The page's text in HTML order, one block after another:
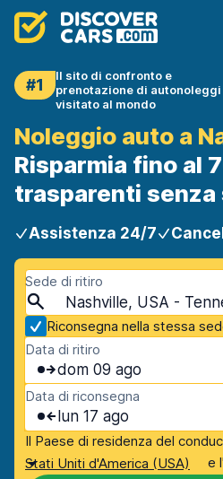
#1
Il sito di confronto e
prenotazione di autonoleggi
visitato al mondo
Noleggio auto a
Risparmia fino al
trasparenti senza
Assistenza 24/7
Sede di ritiro
Nashville, USA -
Riconsegna nella stessa
Data di ritiro
dom 09 ago
Data di riconsegna
lun 17 ago
Il Paese di residenza del
Stati Uniti d'America (USA)
e